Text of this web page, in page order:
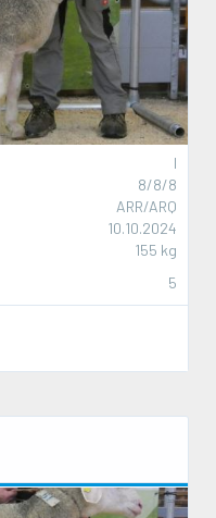
I
8/8/8
ARR/ARQ
10.10.2024
155 kg
5